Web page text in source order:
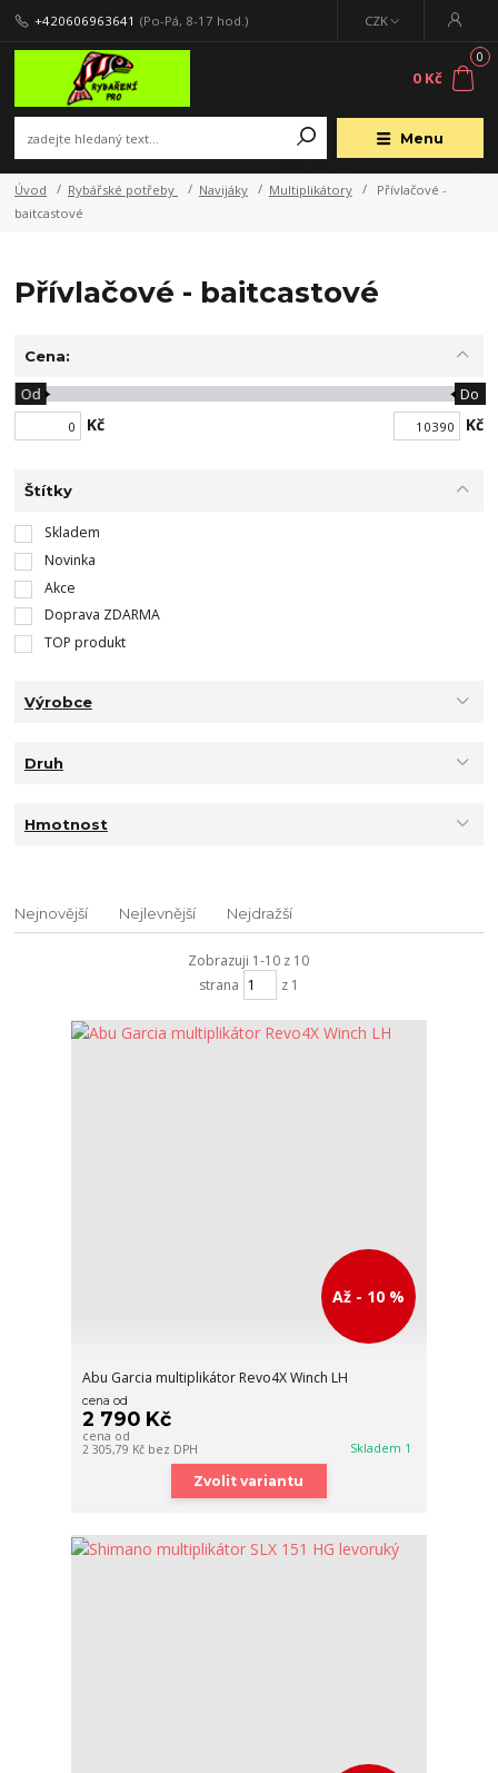
Menu
CZK
+420606963641 (Po-Pá, 8-17 hod.)
0
0 Kč
Úvod Rybářské potřeby Navijáky Multiplikátory
Přívlačové -
baitcastové
Přívlačové - baitcastové
Cena:
Kč
Od Do
Kč
Štítky
Skladem
Novinka
Akce
Doprava ZDARMA
TOP produkt
Výrobce
Druh
Hmotnost
Nejnovější Nejlevnější Nejdražší
Zobrazuji 1-10 z 10
strana
z 1
Až - 10 %
Abu Garcia multiplikátor Revo4X Winch LH
cena od
2 790 Kč
cena od
2 305,79 Kč bez DPH Skladem 1
Zvolit variantu